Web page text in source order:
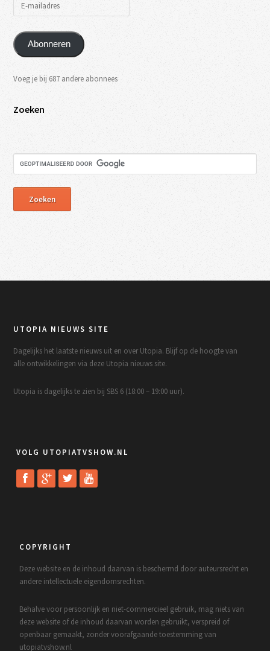
Abonneren
Voeg je bij 687 andere abonnees
Zoeken
UTOPIA NIEUWS SITE
Dagelijks het laatste nieuws uit en over Utopia. Blijf op de hoogte van
alle ontwikkelingen via deze Utopia nieuws site.
Utopia is dagelijks te zien bij SBS 6 (18:00 – 19:00 uur).
VOLG UTOPIATVSHOW.NL
COPYRIGHT
Deze website en de inhoud daarvan is beschermd door auteursrecht en
andere intellectuele eigendomsrechten.
Behalve voor persoonlijk en niet-commercieel gebruik, mag niets van
deze website of de inhoud daarvan worden gebruikt, verspreid of
openbaar gemaakt, zonder voorafgaande toestemming van
utopiatvshow.nl